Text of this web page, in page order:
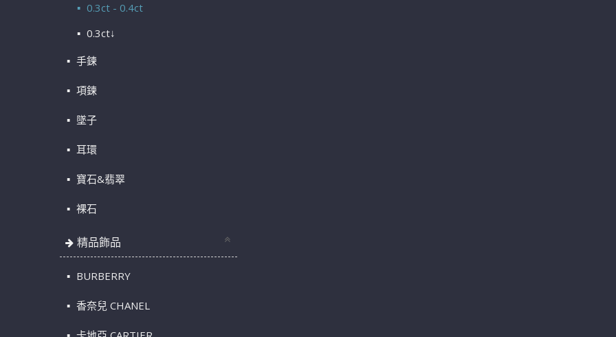
0.3ct - 0.4ct
0.3ct↓
手鍊
項鍊
墜子
耳環
寶石&翡翠
裸石
精品飾品
BURBERRY
香奈兒 CHANEL